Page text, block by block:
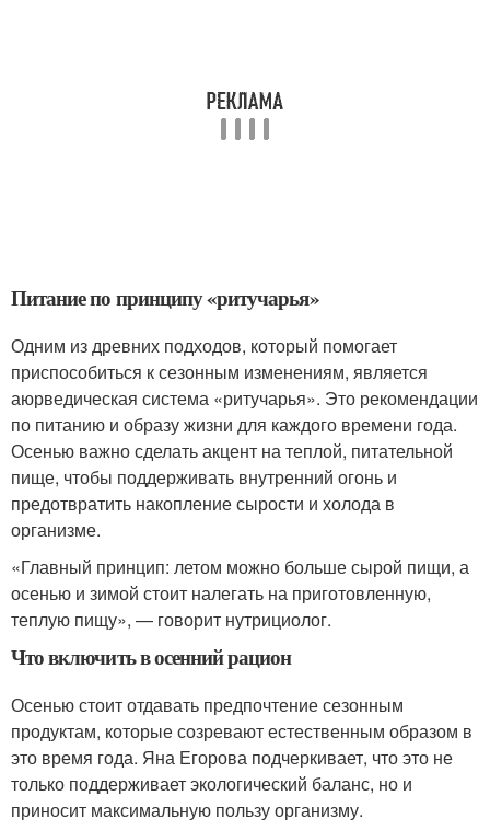
Питание по принципу «ритучарья»
Одним из древних подходов, который помогает
приспособиться к сезонным изменениям, является
аюрведическая система «ритучарья». Это рекомендации
по питанию и образу жизни для каждого времени года.
Осенью важно сделать акцент на теплой, питательной
пище, чтобы поддерживать внутренний огонь и
предотвратить накопление сырости и холода в
организме.
«Главный принцип: летом можно больше сырой пищи, а
осенью и зимой стоит налегать на приготовленную,
теплую пищу», — говорит нутрициолог.
Что включить в осенний рацион
Осенью стоит отдавать предпочтение сезонным
продуктам, которые созревают естественным образом в
это время года. Яна Егорова подчеркивает, что это не
только поддерживает экологический баланс, но и
приносит максимальную пользу организму.